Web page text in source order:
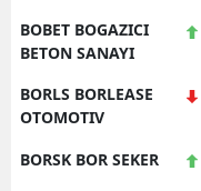
BOBET BOGAZICI
BETON SANAYI
BORLS BORLEASE
OTOMOTIV
BORSK BOR SEKER